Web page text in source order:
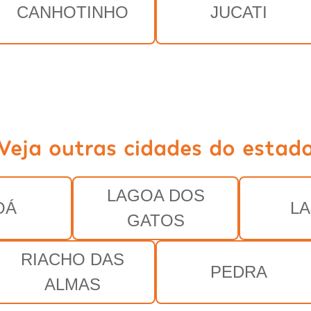
CANHOTINHO JUCATI
outras cidades do
LAGOA DOS
GATOS
RIACHO DAS
ALMAS
PEDRA